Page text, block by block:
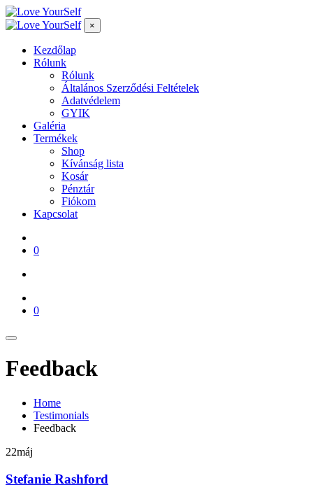
×
Kezdőlap
Rólunk
Rólunk
Általános Szerződési Feltételek
Adatvédelem
GYIK
Galéria
Termékek
Shop
Kívánság lista
Kosár
Pénztár
Fiókom
Kapcsolat
0
0
Feedback
Home
Testimonials
Feedback
22máj
Stefanie Rashford